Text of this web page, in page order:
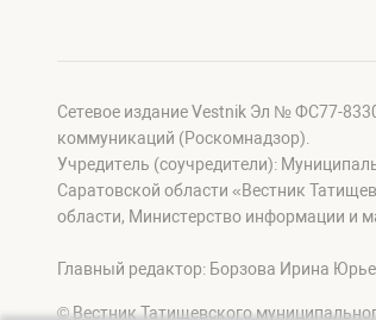
Сетевое издание Vestnik Эл № ФС77-
коммуникаций (Роскомнадзор).
Учредитель (соучредители):
Саратовской области «Вестник
области, Министерство информации и
Главный редактор: Борзова Ирина
© Вестник Татищевского